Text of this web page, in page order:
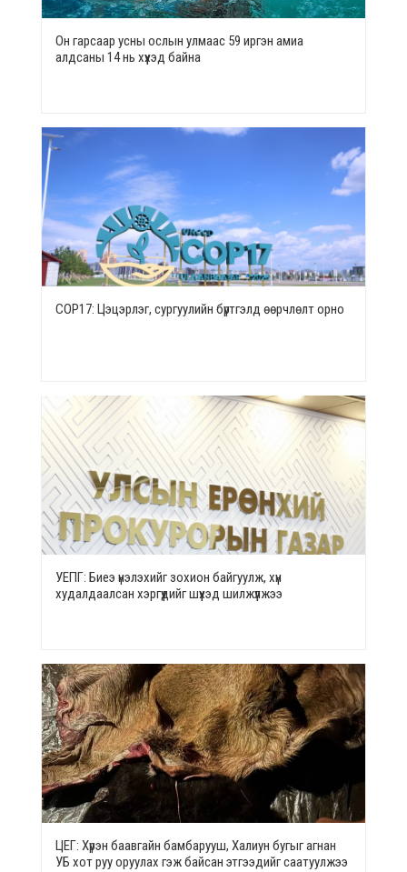
Он гарсаар усны ослын улмаас 59 иргэн амиа
алдсаны 14 нь хүүхэд байна
СОР17: Цэцэрлэг, сургуулийн бүртгэлд өөрчлөлт орно
УЕПГ: Биеэ үнэлэхийг зохион байгуулж, хүн
худалдаалсан хэргүүдийг шүүхэд шилжүүлжээ
ЦЕГ: Хүрэн баавгайн бамбарууш, Халиун бугыг агнан
УБ хот руу оруулах гэж байсан этгээдийг саатуулжээ